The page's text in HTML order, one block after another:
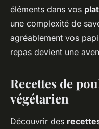
éléments dans vos
une complexité de
agréablement vos
repas devient une
Recettes de
végétarien
Découvrir des